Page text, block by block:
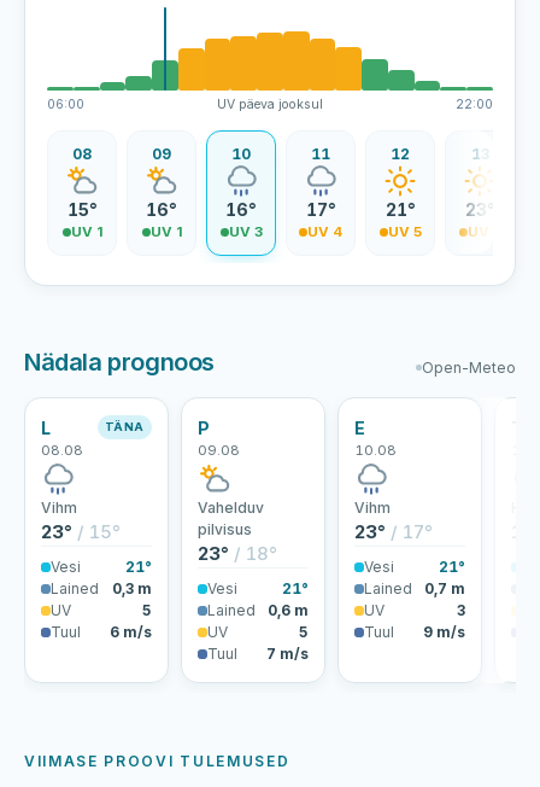
06:00 UV päeva jooksul 22:00
08
15°
UV 1
09
16°
UV 1
10
16°
UV 3
11
17°
UV 4
12
21°
UV 5
13
23°
UV 5
Nädala prognoos Open-Meteo
L
08.08
TÄNA
Vihm
23° / 15°
Vesi
21°
Lained
0,3 m
UV
5
Tuul
6 m/s
P
09.08
Vahelduv
pilvisus
23° / 18°
Vesi
21°
Lained
0,6 m
UV
5
Tuul
7 m/s
E
10.08
Vihm
23° / 17°
Vesi
21°
Lained
0,7 m
UV
3
Tuul
9 m/s
T
VIIMASE PROOVI TULEMUSED